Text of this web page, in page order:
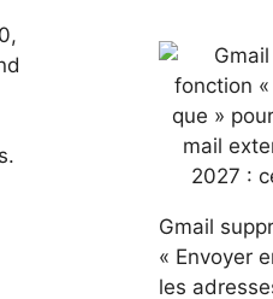
Gmail
« Envoyer
les